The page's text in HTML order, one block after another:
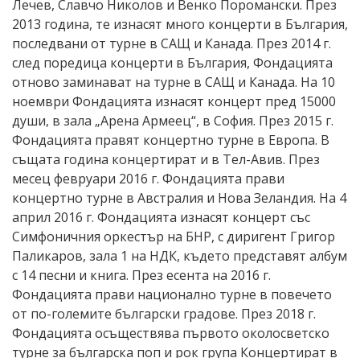
Лечев, Славчо Николов и Венко Поромански. През
2013 година, те изнасят много концерти в България,
последвани от турне в САЩ и Канада. През 2014 г.
след поредица концерти в България, Фондацията
отново заминават на турне в САЩ и Канада. На 10
ноември Фондацията изнасят концерт пред 15000
души, в зала „Арена Армеец“, в София. През 2015 г.
Фондацията правят концертно турне в Европа. В
същата година концертират и в Тел-Авив. През
месец февруари 2016 г. Фондацията прави
концертно турне в Австралия и Нова Зеландия. На 4
април 2016 г. Фондацията изнасят концерт със
Симфоничния оркестър на БНР, с диригент Григор
Паликаров, зала 1 на НДК, където представят албум
с 14 песни и книга. През есента на 2016 г.
Фондацията прави национално турне в повечето
от по-големите български градове. През 2018 г.
Фондацията осъществява първото околосветско
турне за българска поп и рок група Концертират в